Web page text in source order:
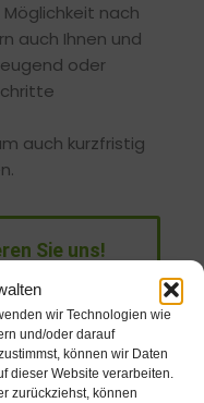
wir Technologien wie
und/oder darauf
können wir Daten
dieser Website verarbeiten.
zurückziehst, können
nach
auch Ihnen und
oder
auch kurzfristig
Sie uns!